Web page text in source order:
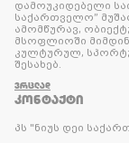
დამოუკიდებელი
საქართველო”
ამომწურავ,
მსოფლიოში
კულტურულ,
შესახებ.
ᲕᲠᲪᲚᲐᲓ
ᲙᲝᲜᲢᲐᲥᲢᲘ
პს "ნიუს დეი